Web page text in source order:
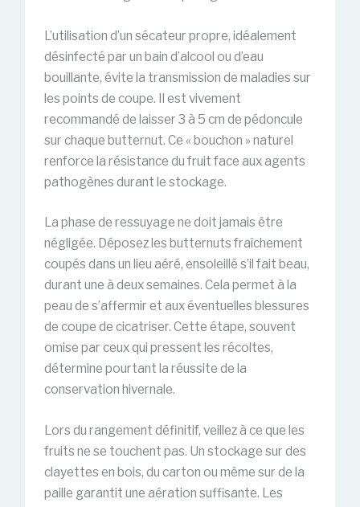
L’utilisation d’un sécateur propre, idéalement
désinfecté par un bain d’alcool ou d’eau
bouillante, évite la transmission de maladies sur
les points de coupe. Il est vivement
recommandé de laisser 3 à 5 cm de pédoncule
sur chaque butternut. Ce « bouchon » naturel
renforce la résistance du fruit face aux agents
pathogènes durant le stockage.
La phase de ressuyage ne doit jamais être
négligée. Déposez les butternuts fraîchement
coupés dans un lieu aéré, ensoleillé s’il fait beau,
durant une à deux semaines. Cela permet à la
peau de s’affermir et aux éventuelles blessures
de coupe de cicatriser. Cette étape, souvent
omise par ceux qui pressent les récoltes,
détermine pourtant la réussite de la
conservation hivernale.
Lors du rangement définitif, veillez à ce que les
fruits ne se touchent pas. Un stockage sur des
clayettes en bois, du carton ou même sur de la
paille garantit une aération suffisante. Les